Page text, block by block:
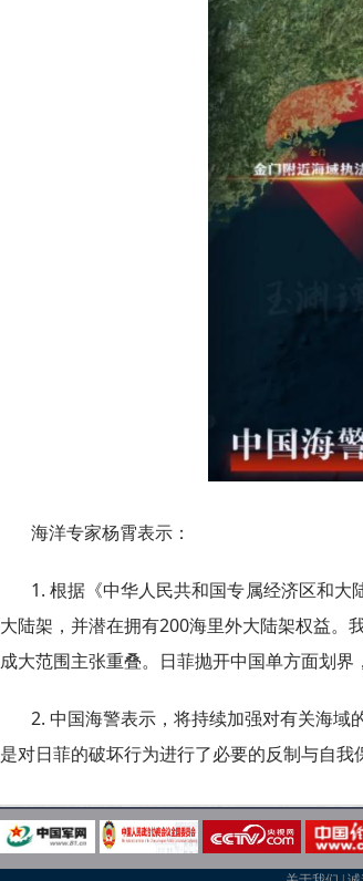
海洋专家杨霄表示：
1. 根据《中华人民共和国专属经济区和
大陆架，并潜在拥有200海里外大陆架权益。
成大范围主张重叠。日菲抛开中国单方面划界
2. 中国海警表示，将持续加强对有关海
是对日菲的破坏行为进行了必要的反制与自我